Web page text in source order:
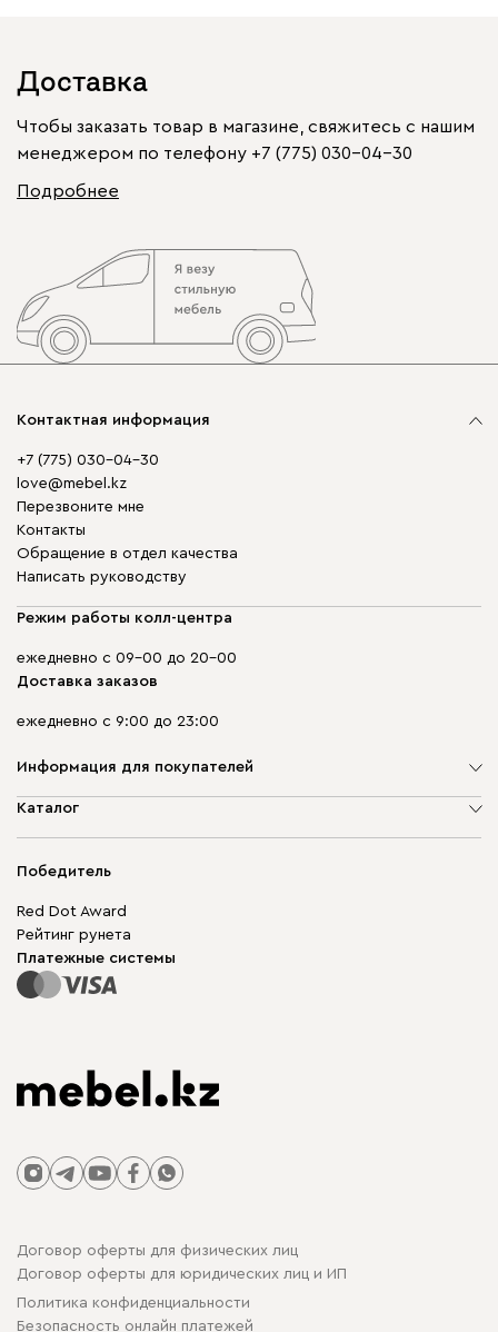
Доставка
Чтобы заказать товар в магазине, свяжитесь с нашим
менеджером по телефону +7 (775) 030-04-30
Подробнее
Контактная информация
+7 (775) 030-04-30
love@mebel.kz
Перезвоните мне
Контакты
Обращение в отдел качества
Написать руководству
Режим работы колл-центра
ежедневно с 09-00 до 20-00
Доставка заказов
ежедневно с 9:00 до 23:00
Информация для покупателей
О компании
Гарантия
Для бизнеса
Карта сайта
Каталог
Корпусная мебель
Модульная мебель
Столы и стулья
Победитель
Red Dot Award
Рейтинг рунета
Платежные системы
Договор оферты для физических лиц
Договор оферты для юридических лиц и ИП
Политика конфиденциальности
Безопасность онлайн платежей